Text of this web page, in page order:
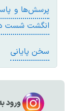
پرسش‌ها و
انگشت شست
سخن پایانی
ورود